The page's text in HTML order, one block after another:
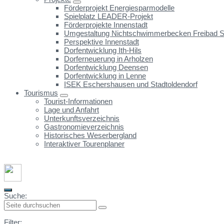
Förderprojekt Energiesparmodelle
Spielplatz LEADER-Projekt
Förderprojekte Innenstadt
Umgestaltung Nichtschwimmerbecken Freibad
Perspektive Innenstadt
Dorfentwicklung Ith-Hils
Dorferneuerung in Arholzen
Dorfentwicklung Deensen
Dorfentwicklung in Lenne
ISEK Eschershausen und Stadtoldendorf
Tourismus
Tourist-Informationen
Lage und Anfahrt
Unterkunftsverzeichnis
Gastronomieverzeichnis
Historisches Weserbergland
Interaktiver Tourenplaner
Suche:
Filter: